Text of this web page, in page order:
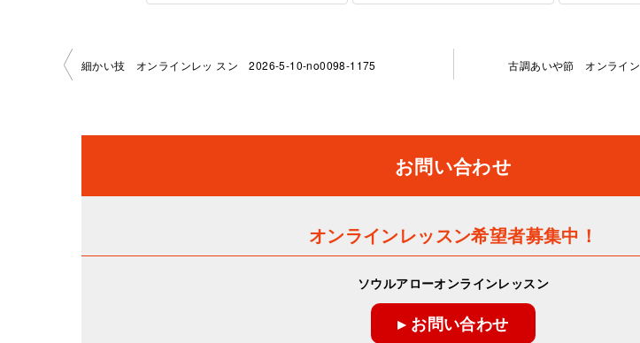
投
ナ
ー
細かい技 オンラインレッ スン 2026-5-10-no0098-1175 古調あいや節 オンライ
お問い合わせ
オンラインレッスン希望者募集中！
ソウルアローオンラインレッスン
▸ お問い合わせ